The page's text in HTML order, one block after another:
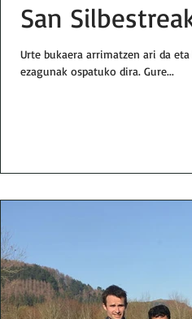
San
Urte bukaera arrimatzen ari da
ezagunak ospatuko dira. Gure...